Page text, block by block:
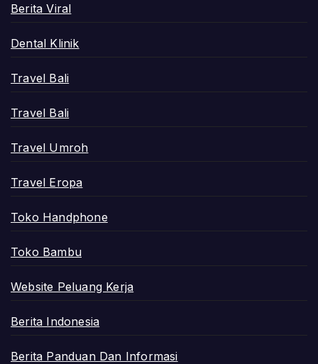
Berita Viral
Dental Klinik
Travel Bali
Travel Bali
Travel Umroh
Travel Eropa
Toko Handphone
Toko Bambu
Website Peluang Kerja
Berita Indonesia
Berita Panduan Dan Informasi